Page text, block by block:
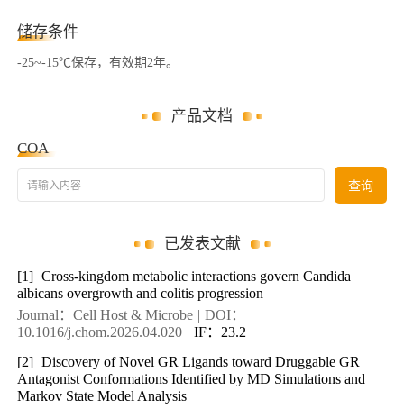
储存条件
-25~-15℃保存，有效期2年。
产品文档
COA
请输入内容 查询
已发表文献
[1] Cross-kingdom metabolic interactions govern Candida
albicans overgrowth and colitis progression
Journal：Cell Host & Microbe | DOI：
10.1016/j.chom.2026.04.020 | IF：23.2
[2] Discovery of Novel GR Ligands toward Druggable GR
Antagonist Conformations Identified by MD Simulations and
Markov State Model Analysis